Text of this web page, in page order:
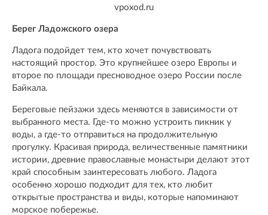
vpoxod.ru
Берег Ладожского озера
Ладога подойдет тем, кто хочет почувствовать
настоящий простор. Это крупнейшее озеро Европы и
второе по площади пресноводное озеро России после
Байкала.
Береговые пейзажи здесь меняются в зависимости от
выбранного места. Где-то можно устроить пикник у
воды, а где-то отправиться на продолжительную
прогулку. Красивая природа, величественные памятники
истории, древние православные монастыри делают этот
край способным заинтересовать любого. Ладога
особенно хорошо подходит для тех, кто любит
открытые пространства и виды, которые напоминают
морское побережье.